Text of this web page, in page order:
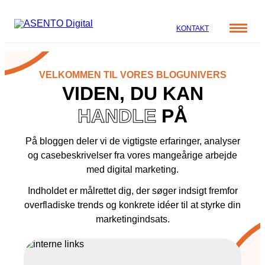
KONTAKT
Cases
Specialer
ORGANIC SEARCH
GEO
Programmatic SEO
FÅ KORTLAGT DIN AI SYNLIGHED
Webinar
Whitepapers
Mød teamet
Nyhedsbrev
VELKOMMEN TIL VORES BLOGUNIVERS
VIDEN, DU KAN
HANDLE PÅ
På bloggen deler vi de vigtigste erfaringer, analyser
og casebeskrivelser fra vores mangeårige arbejde
med digital marketing.
Indholdet er målrettet dig, der søger indsigt fremfor
overfladiske trends og konkrete idéer til at styrke din
marketingindsats.